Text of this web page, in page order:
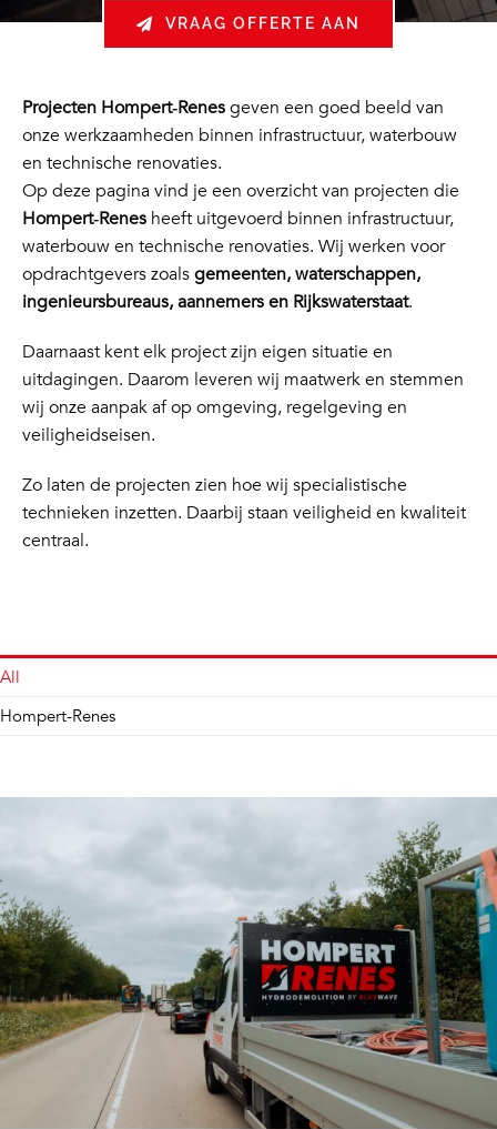
VRAAG OFFERTE AAN
Projecten Hompert‑Renesgeven een goed beeld van
onze werkzaamheden binnen infrastructuur, waterbouw
en technische renovaties.
Op deze pagina vind je een overzicht van projecten die
Hompert‑Renesheeft uitgevoerd binnen infrastructuur,
waterbouw en technische renovaties. Wij werken voor
opdrachtgevers zoalsgemeenten, waterschappen,
ingenieursbureaus, aannemers en Rijkswaterstaat.
Daarnaast kent elk project zijn eigen situatie en
uitdagingen. Daarom leveren wij maatwerk en stemmen
wij onze aanpak af op omgeving, regelgeving en
veiligheidseisen.
Zo laten de projecten zien hoe wij specialistische
technieken inzetten. Daarbij staan veiligheid en kwaliteit
centraal.
All
Hompert-Renes